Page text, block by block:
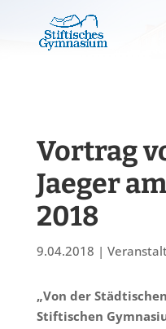
Vortrag
Jaeger
2018
9.04.2018 |
„Von der
Stiftischen